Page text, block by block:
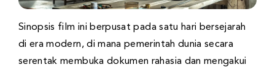
Sinopsis film ini berpusat pada satu hari bersejarah
di era modern, di mana pemerintah dunia secara
serentak membuka dokumen rahasia dan mengakui